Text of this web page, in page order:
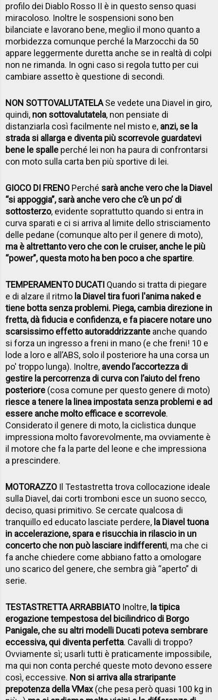
profilo dei Diablo Rosso II è in questo senso quasi
miracoloso. Inoltre le sospensioni sono ben
bilanciate e lavorano bene, meglio il mono quanto a
morbidezza comunque perché la Marzocchi da 50
appare leggermente duretta anche se in realtà di colpi
non ne rimanda. In ogni caso si regola tutto per cui
cambiare assetto è questione di secondi.
NON SOTTOVALUTATELASe vedete una Diavel in giro,
quindi, non sottovalutatela, non pensiate di
distanziarla così facilmente nel misto e, anzi, se la
strada si allarga e diventa più scorrevole guardatevi
bene le spalle perché lei non ha paura di confrontarsi
con moto sulla carta ben più sportive di lei.
GIOCO DI FRENO Perché sarà anche vero che la Diavel
“si appoggia”, sarà anche vero che c’è un po’ di
sottosterzo, evidente soprattutto quando si entra in
curva sparati e ci si arriva al limite dello strisciamento
delle pedane (comunque alto per il genere di moto),
ma è altrettanto vero che con le cruiser, anche le più
“power”, questa moto ha ben poco a che spartire.
TEMPERAMENTO DUCATI Quando si tratta di piegare
e di alzare il ritmo la Diavel tira fuori l'anima naked e
tiene botta senza problemi. Piega, cambia direzione in
fretta, dà fiducia e confidenza, e fa piacere notare uno
scarsissimo effetto autoraddrizzante anche quando
si forza un ingresso a freni in mano (e che freni! 10 e
lode a loro e all’ABS, solo il posteriore ha una corsa un
po' troppo lunga). Inoltre, avendo l’accortezza di
gestire la percorrenza di curva con l’aiuto del freno
posteriore (cosa comune per questo genere di moto)
riesce a tenere la linea impostata senza problemi e ad
essere anche molto efficace e scorrevole.
Considerato il genere di moto, la ciclistica dunque
impressiona molto favorevolmente, ma ovviamente è
il motore che fa la parte del leone e che impressiona
a prescindere.
MOTORAZZO Il Testastretta trova collocazione ideale
sulla Diavel, dai corti tromboni esce un suono secco,
deciso, quasi primitivo. Se cercate qualcosa di
tranquillo ed educato lasciate perdere, la Diavel tuona
in accelerazione, spara e risucchia in rilascio in un
concerto che non può lasciare indifferenti, ma che ci
fa anche chiedere come abbiano fatto a omologare
uno scarico del genere, che sembra già “aperto” di
serie.
TESTASTRETTA ARRABBIATO Inoltre, la tipica
erogazione tempestosa del bicilindrico di Borgo
Panigale, che su altri modelli Ducati poteva sembrare
eccessiva, qui diventa perfetta. Cavalli di troppo?
Ovviamente sì; usarli tutti è praticamente impossibile,
ma qui non conta perché queste moto devono essere
così, eccessive. Non si arriva alla straripante
prepotenza della VMax(che pesa però quasi 100 kg in